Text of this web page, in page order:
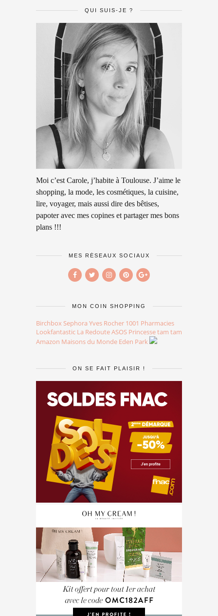
QUI SUIS-JE ?
Moi c’est Carole, j’habite à Toulouse. J’aime le
shopping, la mode, les cosmétiques, la cuisine,
lire, voyager, mais aussi dire des bêtises,
papoter avec mes copines et partager mes bons
plans !!!
MES RÉSEAUX SOCIAUX
MON COIN SHOPPING
Birchbox Sephora Yves Rocher 1001 Pharmacies
Lookfantastic La RedouteASOS Princesse tam tam
Amazon Maisons du Monde Eden Park
ON SE FAIT PLAISIR !